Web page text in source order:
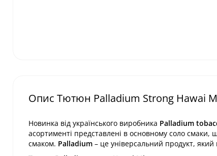
Опис Тютюн Palladium Strong Hawai
Новинка від українського виробника Palladium
асортименті представлені в основному соло смаки,
смаком. Palladium – це універсальний продукт, який